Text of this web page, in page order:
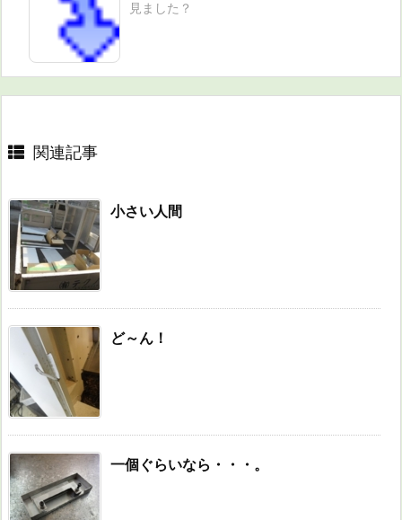
見ました？
関連記事
小さい人間
ど～ん！
一個ぐらいなら・・・。